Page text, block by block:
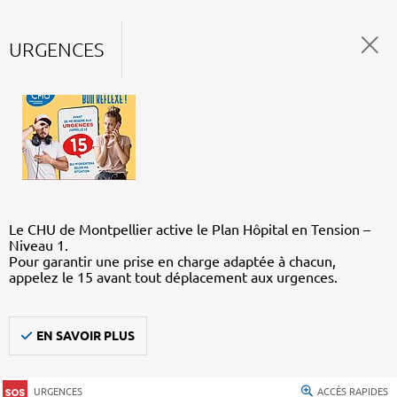
URGENCES
Le CHU de Montpellier active le Plan Hôpital en Tension –
Niveau 1.
Pour garantir une prise en charge adaptée à chacun,
appelez le 15 avant tout déplacement aux urgences.
EN SAVOIR PLUS
URGENCES ACCÈS RAPIDES